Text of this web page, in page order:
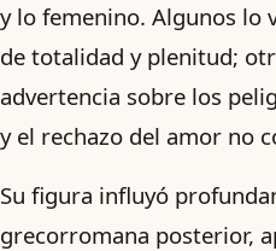
y lo femenino. Algunos lo
de totalidad y plenitud;
advertencia sobre los
y el rechazo del amor no
Su figura influyó
grecorromana posterior,